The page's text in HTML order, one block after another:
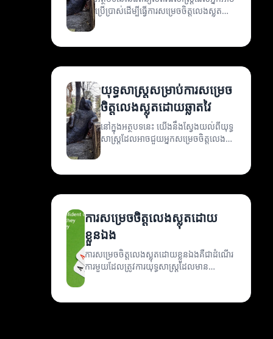
ប្រើប្រាស់ដើម្បីធ្វើការសម្រេចចិត្តលេងស្លុត
យុទ្ធសាស្ត្រសម្រាប់ការសម្រេច
ចិត្តលេងស្លុតដោយឆ្លាតវៃ
នៅក្នុងអត្ថបទនេះ យើងនឹងស្វែងយល់ពីយុទ្ធ
សាស្ត្រដែលអាចជួយអ្នកសម្រេចចិត្តលេង
ស្លុតយ៉ាងឆ្លាតវៃ។
ការសម្រេចចិត្តលេងស្លុតដោយ
ខ្លួនឯង
ការសម្រេចចិត្តលេងស្លុតដោយខ្លួនឯងគឺជាដំណើរ
ការមួយដែលត្រូវការយុទ្ធសាស្ត្រដែលមាន
បំផុតនៅក្នុងការលេងស្លុត។